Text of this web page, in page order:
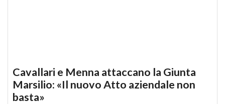
Cavallari e Menna attaccano la Giunta
Marsilio: «Il nuovo Atto aziendale non
basta»